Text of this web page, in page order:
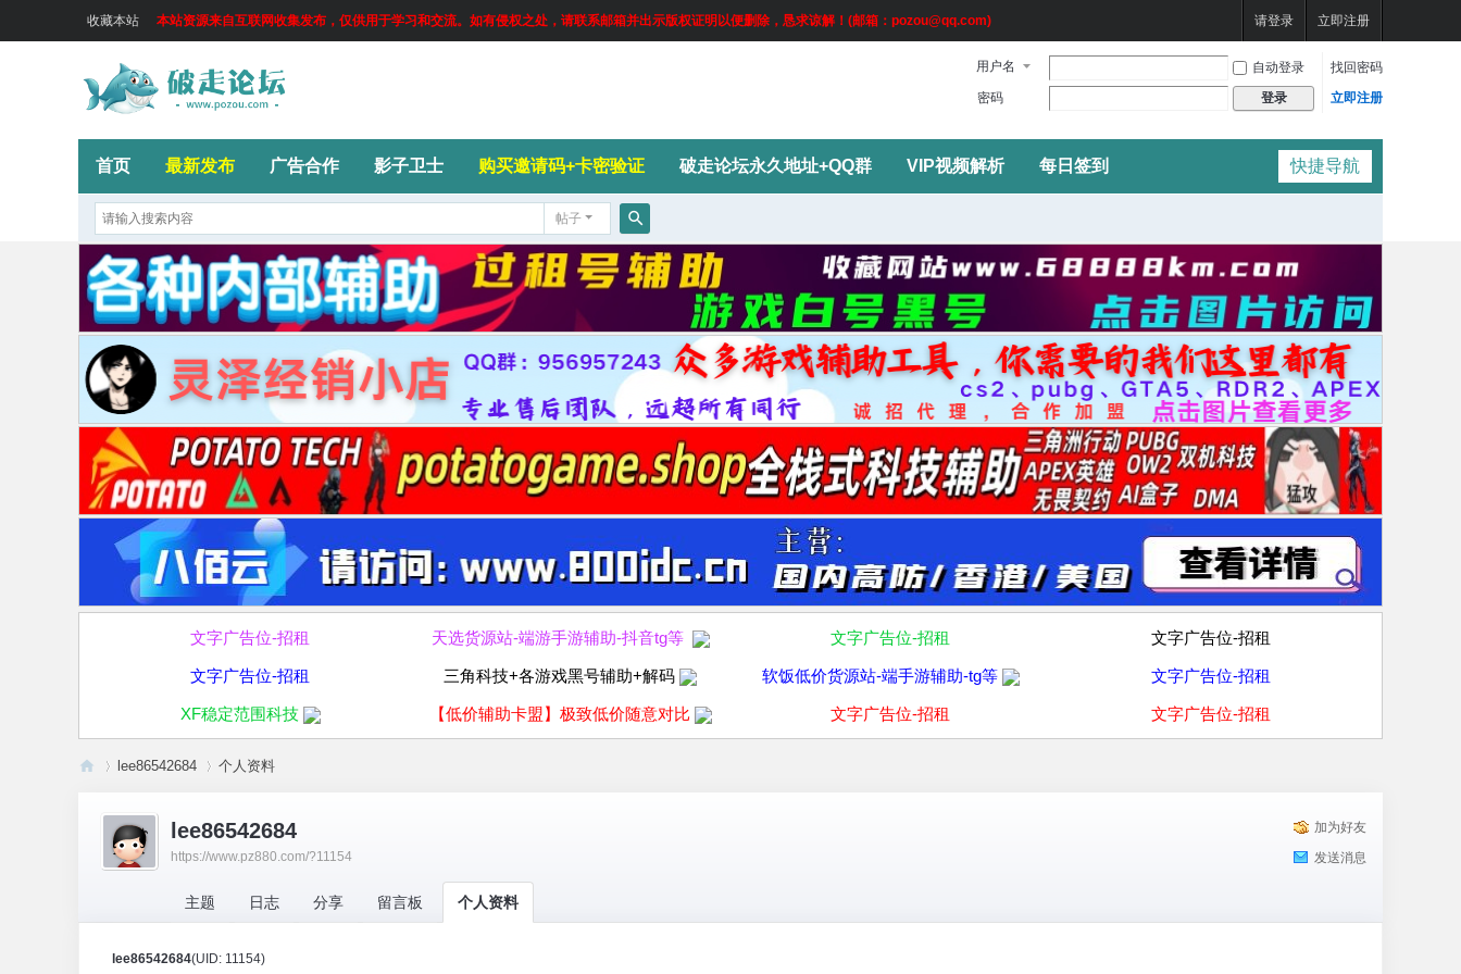
收藏本站 本站资源来自互联网收集发布，仅供用于学习和交流。如有侵权之处，请联系邮箱并出示版权证明以便删除，恳求谅解！(邮箱：pozou@qq.com) 请登录 立即注册
用户名 自动登录
找回密码
密码
登录 立即注册
快捷导航
首页 最新发布 广告合作 影子卫士 购买邀请码+卡密验证 破走论坛永久地址+QQ群 VIP视频解析 每日签到
帖子
搜
索
文字广告位-招租 天选货源站-端游手游辅助-抖音tg等 文字广告位-招租 文字广告位-招租
文字广告位-招租 三角科技+各游戏黑号辅助+解码 软饭低价货源站-端手游辅助-tg等 文字广告位-招租
XF稳定范围科技 【低价辅助卡盟】极致低价随意对比 文字广告位-招租 文字广告位-招租
lee86542684
›
个人资料
加为好友
发送消息
lee86542684
https://www.pz880.com/?11154
主题 日志 分享 留言板 个人资料
lee86542684(UID: 11154)